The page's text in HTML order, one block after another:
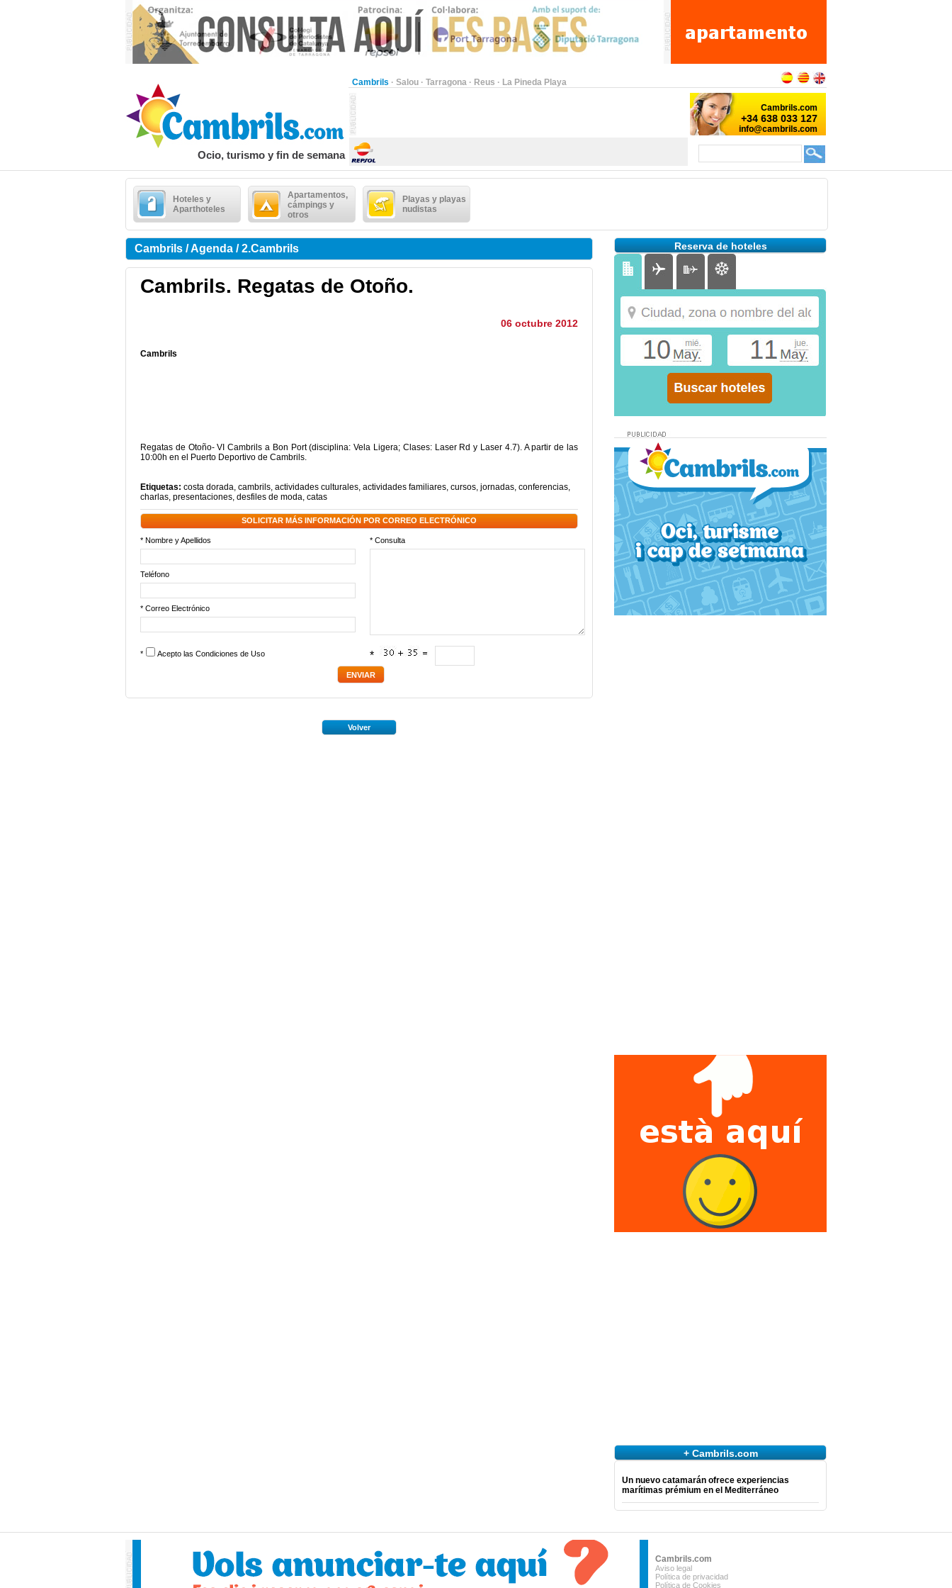
Cambrils · Salou · Tarragona · Reus · La Pineda Playa
Ocio, turismo y fin de semana
Hoteles y
Aparthoteles
Apartamentos,
cámpings y
otros
Playas y playas
nudistas
Cambrils / Agenda / 2.Cambrils
Cambrils. Regatas de Otoño.
06 octubre 2012
Cambrils
Regatas de Otoño- VI Cambrils a Bon Port (disciplina: Vela Ligera; Clases: Laser Rd y Laser 4.7). A partir de las
10:00h en el Puerto Deportivo de Cambrils.
Etiquetas: costa dorada, cambrils, actividades culturales, actividades familiares, cursos, jornadas, conferencias,
charlas, presentaciones, desfiles de moda, catas
SOLICITAR MÁS INFORMACIÓN POR CORREO ELECTRÓNICO
* Nombre y Apellidos * Consulta
Teléfono
* Correo Electrónico
* Acepto las Condiciones de Uso *
Volver
Reserva de hoteles
+ Cambrils.com
Un nuevo catamarán ofrece experiencias
marítimas prémium en el Mediterráneo
Cambrils.com
Aviso legal
Política de privacidad
Política de Cookies